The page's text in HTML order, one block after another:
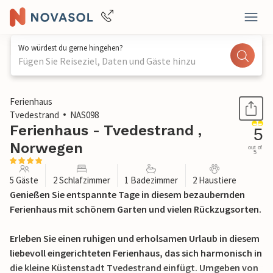
Wo würdest du gerne hingehen?
Fügen Sie Reiseziel, Daten und Gäste hinzu
1 / 24
Ferienhaus
Tvedestrand
NAS098
Ferienhaus - Tvedestrand ,
Norwegen
5
out of
5
5 Gäste 2 Schlafzimmer 1 Badezimmer 2 Haustiere
Genießen Sie entspannte Tage in diesem bezaubernden
Ferienhaus mit schönem Garten und vielen Rückzugsorten.
Erleben Sie einen ruhigen und erholsamen Urlaub in diesem
liebevoll eingerichteten Ferienhaus, das sich harmonisch in
die kleine Küstenstadt Tvedestrand einfügt. Umgeben von